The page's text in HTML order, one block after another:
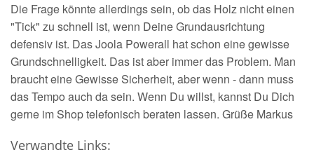
Die Frage könnte allerdings sein, ob das Holz nicht einen
"Tick" zu schnell ist, wenn Deine Grundausrichtung
defensiv ist. Das Joola Powerall hat schon eine gewisse
Grundschnelligkeit. Das ist aber immer das Problem. Man
braucht eine Gewisse Sicherheit, aber wenn - dann muss
das Tempo auch da sein. Wenn Du willst, kannst Du Dich
gerne im Shop telefonisch beraten lassen. Grüße Markus
Verwandte Links: